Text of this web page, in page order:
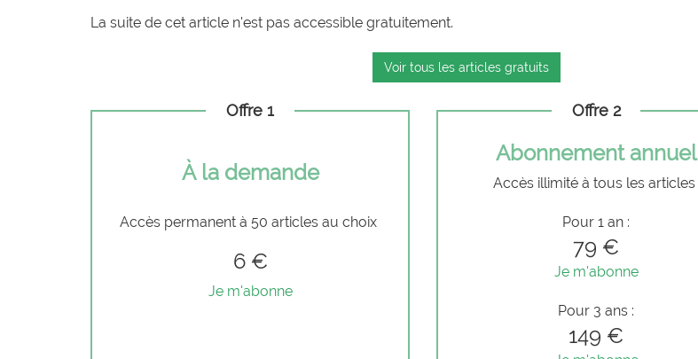
La suite de cet article n'est pas accessible gratuitement.
Voir tous les articles gratuits
Offre 1
À la demande
Accès permanent à 50 articles au choix
6 €
Je m'abonne
Offre 2
Abonnement annuel
Accès illimité à tous les articles
Pour 1 an :
79 €
Je m'abonne
Pour 3 ans :
149 €